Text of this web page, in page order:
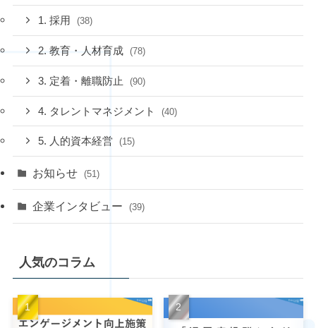
1. 採用 (38)
2. 教育・人材育成 (78)
3. 定着・離職防止 (90)
4. タレントマネジメント (40)
5. 人的資本経営 (15)
お知らせ (51)
企業インタビュー (39)
人気のコラム